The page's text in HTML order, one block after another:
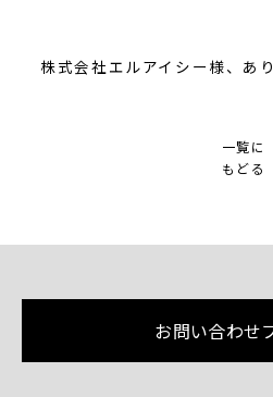
株式会社エルアイシー様、あ
一覧に
もどる
お問い合わせ